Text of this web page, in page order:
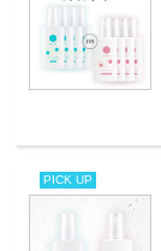
PICK UP